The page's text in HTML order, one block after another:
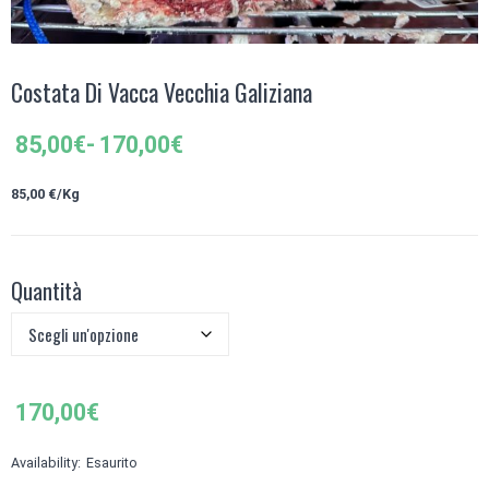
Costata Di Vacca Vecchia Galiziana
85,00€- 170,00€
Fascia
prezzo:
170,00€
85,00 €/Kg
Quantità
170,00€
Availability: Esaurito